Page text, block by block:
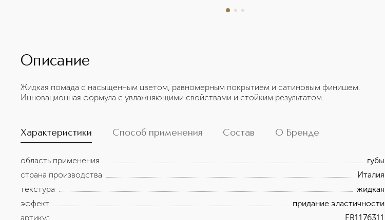
Описание
Жидкая помада с насыщенным цветом, равномерным покрытием и сатиновым финишем.
Инновационная формула с увлажняющими свойствами и стойким результатом.
Характеристики Способ применения Состав О Бренде
область применения
губы
страна производства
Италия
текстура
жидкая
эффект
придание эластичности
артикул
ER1176311